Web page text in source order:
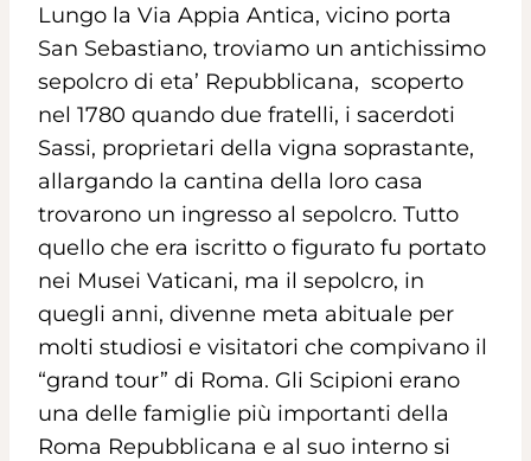
Lungo la Via Appia Antica, vicino porta
San Sebastiano, troviamo un antichissimo
sepolcro di eta’ Repubblicana, scoperto
nel 1780 quando due fratelli, i sacerdoti
Sassi, proprietari della vigna soprastante,
allargando la cantina della loro casa
trovarono un ingresso al sepolcro. Tutto
quello che era iscritto o figurato fu portato
nei Musei Vaticani, ma il sepolcro, in
quegli anni, divenne meta abituale per
molti studiosi e visitatori che compivano il
“grand tour” di Roma. Gli Scipioni erano
una delle famiglie più importanti della
Roma Repubblicana e al suo interno si